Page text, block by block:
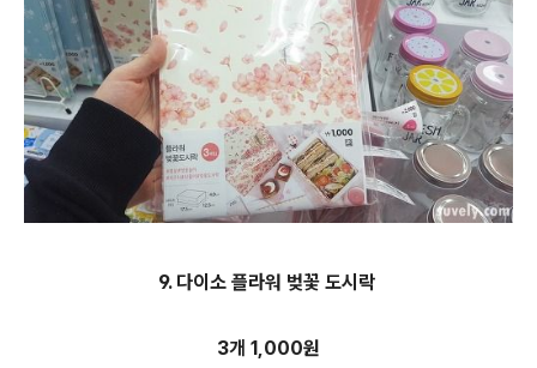
9. 다이소 플라워 벚꽃 도시락
3개 1,000원